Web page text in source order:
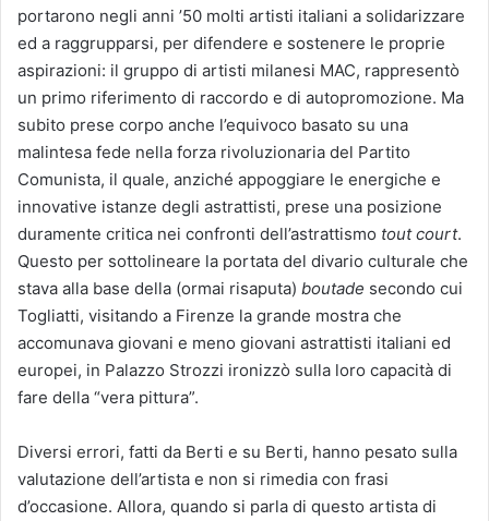
portarono negli anni ’50 molti artisti italiani a solidarizzare
ed a raggrupparsi, per difendere e sostenere le proprie
aspirazioni: il gruppo di artisti milanesi MAC, rappresentò
un primo riferimento di raccordo e di autopromozione. Ma
subito prese corpo anche l’equivoco basato su una
malintesa fede nella forza rivoluzionaria del Partito
Comunista, il quale, anziché appoggiare le energiche e
innovative istanze degli astrattisti, prese una posizione
duramente critica nei confronti dell’astrattismo tout court.
Questo per sottolineare la portata del divario culturale che
stava alla base della (ormai risaputa) boutade secondo cui
Togliatti, visitando a Firenze la grande mostra che
accomunava giovani e meno giovani astrattisti italiani ed
europei, in Palazzo Strozzi ironizzò sulla loro capacità di
fare della “vera pittura”.
Diversi errori, fatti da Berti e su Berti, hanno pesato sulla
valutazione dell’artista e non si rimedia con frasi
d’occasione. Allora, quando si parla di questo artista di